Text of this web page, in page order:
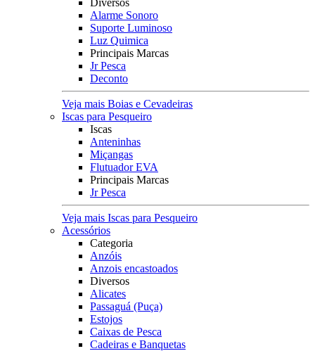
Diversos
Alarme Sonoro
Suporte Luminoso
Luz Quimica
Principais Marcas
Jr Pesca
Deconto
Veja mais Boias e Cevadeiras
Iscas para Pesqueiro
Iscas
Anteninhas
Miçangas
Flutuador EVA
Principais Marcas
Jr Pesca
Veja mais Iscas para Pesqueiro
Acessórios
Categoria
Anzóis
Anzois encastoados
Diversos
Alicates
Passaguá (Puça)
Estojos
Caixas de Pesca
Cadeiras e Banquetas